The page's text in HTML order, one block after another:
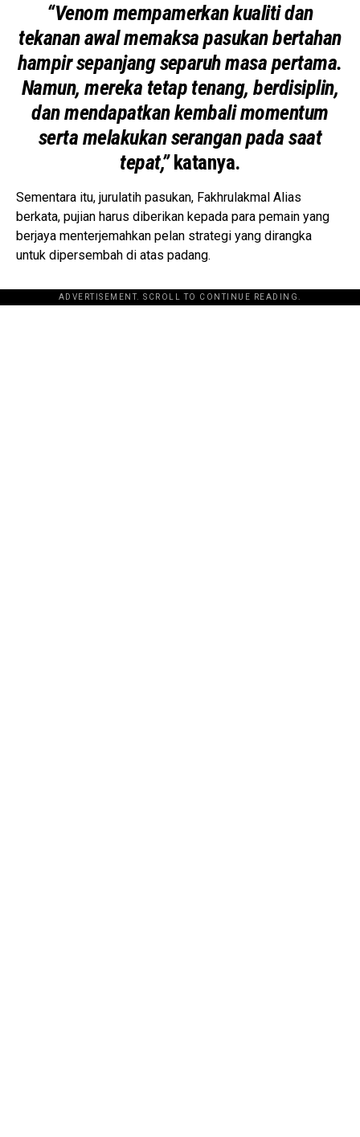
“Venom mempamerkan kualiti dan
tekanan awal memaksa pasukan bertahan
hampir sepanjang separuh masa pertama.
Namun, mereka tetap tenang, berdisiplin,
dan mendapatkan kembali momentum
serta melakukan serangan pada saat
tepat,”katanya.
Sementara itu, jurulatih pasukan, Fakhrulakmal Alias
berkata, pujian harus diberikan kepada para pemain yang
berjaya menterjemahkan pelan strategi yang dirangka
untuk dipersembah di atas padang.
ADVERTISEMENT. SCROLL TO CONTINUE READING.